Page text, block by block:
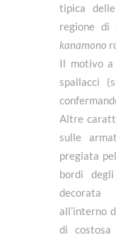
tipica
regione di
kanamono
Il motivo a
spallacci
Altre
sulle
pregiata
bordi
all’interno
di